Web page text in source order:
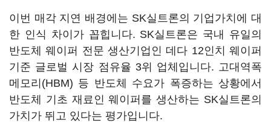
이번 매각 지연 배경에는 SK실트론의 기업가치에 대
한 인식 차이가 꼽힙니다. SK실트론은 국내 유일의
반도체 웨이퍼 전문 생산기업인 데다 12인치 웨이퍼
기준 글로벌 시장 점유율 3위 업체입니다. 고대역폭
메모리(HBM) 등 반도체 수요가 폭증하는 상황에서
반도체 기초 재료인 웨이퍼를 생산하는 SK실트론의
가치가 뛰고 있다는 평가입니다.